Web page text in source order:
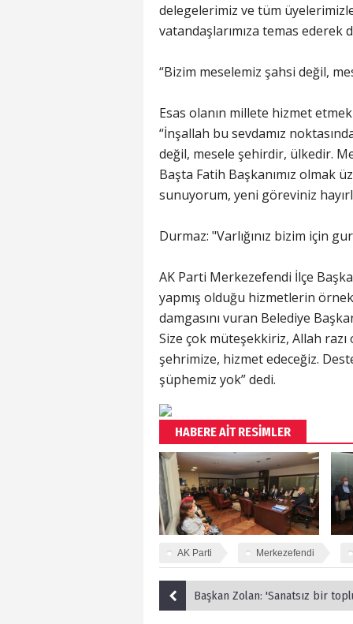
delegelerimiz ve tüm
vatandaşlarımıza temas ederek
“Bizim meselemiz şahsi değil,
Esas olanın millete hizmet
“İnşallah bu sevdamız
değil, mesele şehirdir, ülkedir.
Başta Fatih Başkanımız olmak
sunuyorum, yeni göreviniz
Durmaz: "Varlığınız bizim için
AK Parti Merkezefendi İlçe
yapmış olduğu hizmetlerin
damgasını vuran Belediye
Size çok müteşekkiriz, Allah razı
şehrimize, hizmet edeceğiz.
şüphemiz yok” dedi.
HABERE AİT RESİMLER
AK Parti Merkezefendi
Başkan Zolan: 'Sanatsız bir toplum